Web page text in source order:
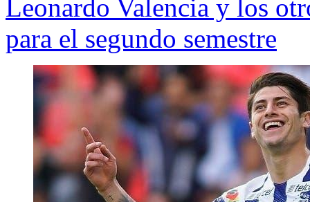
Leonardo Valencia y los
para el segundo semestre